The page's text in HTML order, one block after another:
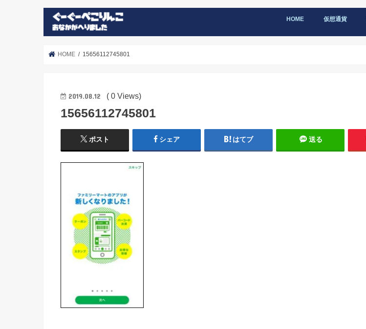
HOME 仮想通貨
HOME 15656112745801
2019.08.12 ( 0 Views)
15656112745801
ポスト シェア はてブ 送る